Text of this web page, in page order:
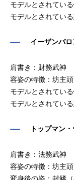
モデルとされてい
モデルとされてい
イーザンバ
肩書き：財務武神
容姿の特徴：坊主
モデルとされてい
モデルとされてい
トップマン
肩書き：法務武神
容姿の特徴：坊主